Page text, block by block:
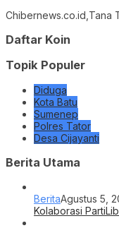
Chibernews.co.id,Tana
Daftar Koin
Topik Populer
Diduga
Kota Batu
Sumenep
Polres Tator
Desa Cijayanti
Berita Utama
BeritaAgustus 5,
Kolaborasi